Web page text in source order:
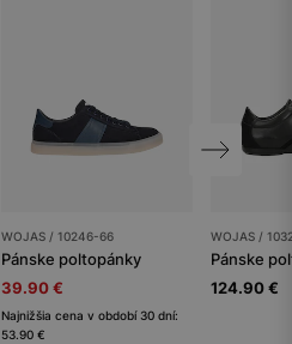
WOJAS / 10246-66
Pánske poltopánky
39.90 €
Najnižšia cena v období 30 dní:
53.90 €
WOJAS /
Pánske
124.90 €